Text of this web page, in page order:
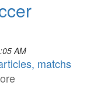
AM
matchs